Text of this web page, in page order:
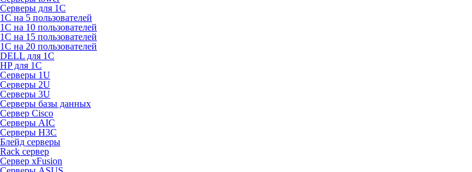
Серверы для 1C
1С на 5 пользователей
1С на 10 пользователей
1С на 15 пользователей
1С на 20 пользователей
DELL для 1С
HP для 1С
Серверы 1U
Серверы 2U
Серверы 3U
Серверы базы данных
Сервер Cisco
Серверы AIC
Серверы H3C
Блейд серверы
Rack сервер
Сервер xFusion